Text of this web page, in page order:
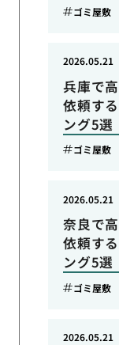
ゴミ屋敷
兵庫で
依頼す
ング5選
2026.05.21
ゴミ屋敷
奈良で
依頼す
ング5選
2026.05.21
ゴミ屋敷
2026.05.21